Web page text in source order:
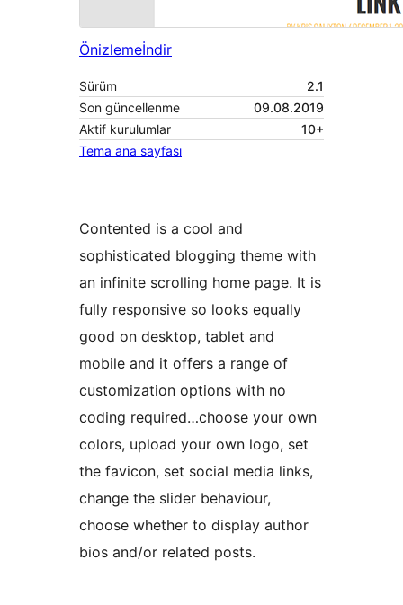
Önizlemeİndir
Sürüm
2.1
Son güncellenme
09.08.2019
Aktif kurulumlar
10+
Tema ana sayfası
Contented is a cool and
sophisticated blogging theme with
an infinite scrolling home page. It is
fully responsive so looks equally
good on desktop, tablet and
mobile and it offers a range of
customization options with no
coding required…choose your own
colors, upload your own logo, set
the favicon, set social media links,
change the slider behaviour,
choose whether to display author
bios and/or related posts.